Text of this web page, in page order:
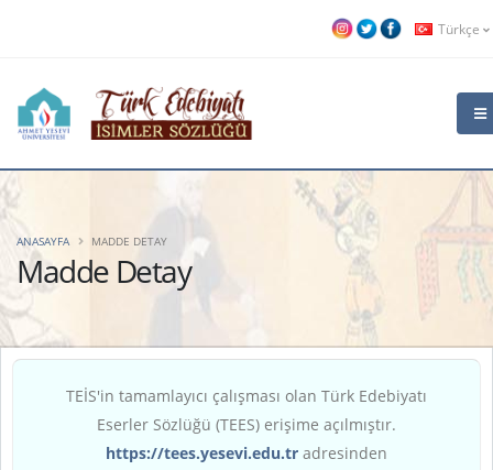
Türkçe
Madde Detay
ANASAYFA MADDE DETAY
TEİS'in tamamlayıcı çalışması olan Türk Edebiyatı
Eserler Sözlüğü (TEES) erişime açılmıştır.
https://tees.yesevi.edu.tr adresinden